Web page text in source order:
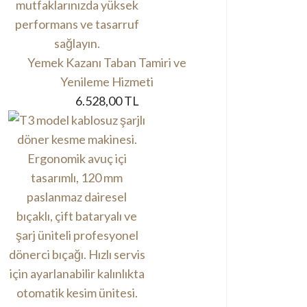
Yemek Kazanı Taban Tamiri ve
Yenileme Hizmeti
6.528,00 TL